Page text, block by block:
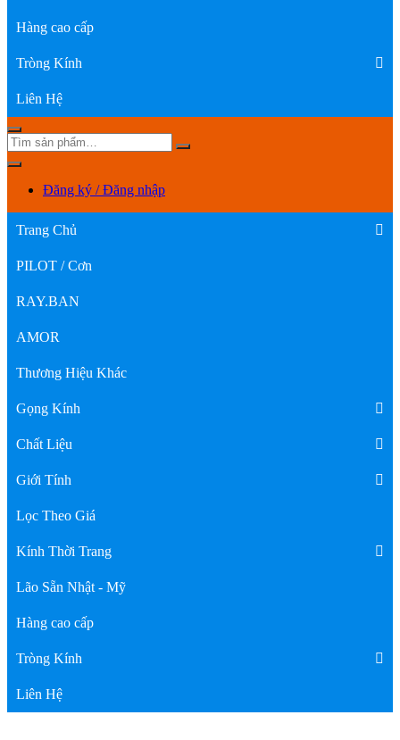
Hàng cao cấp
Tròng Kính
Liên Hệ
Đăng ký / Đăng nhập
Trang Chủ
PILOT / Cơn
RAY.BAN
AMOR
Thương Hiệu Khác
Gọng Kính
Chất Liệu
Giới Tính
Lọc Theo Giá
Kính Thời Trang
Lão Sẵn Nhật - Mỹ
Hàng cao cấp
Tròng Kính
Liên Hệ